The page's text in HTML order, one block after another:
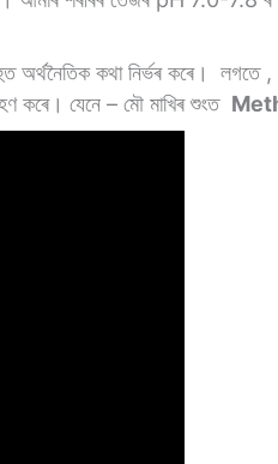
অৰ্থনৈতিক কথা নিৰ্ভৰ কৰে।
কৰে। যেনে – মৌ মাখিৰ শুংত